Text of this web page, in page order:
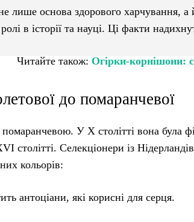
лише основа здорового харчування,
в історії та науці. Ці факти
Читайте також: Огірки-корнішони:
до помаранчевої
У X столітті вона була
столітті. Селекціонери із
кольорів:
які корисні для серця.